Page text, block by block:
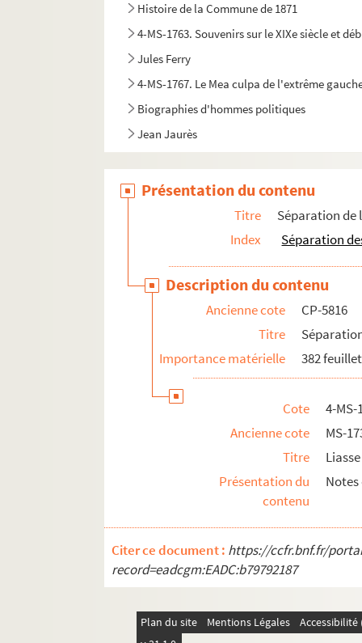
Histoire de la Commune de 1871
4-MS-1763. Souvenirs sur le XIXe siècle et
Jules Ferry
4-MS-1767. Le Mea culpa de l'extrême
Biographies d'hommes politiques
Jean Jaurès
Présentation du contenu
Titre
Séparation de
Index
Séparation
Description du contenu
Ancienne cote
CP-5816
Titre
Importance matérielle
382
Cote
4-MS-
Ancienne cote
MS-
Titre
Présentation du
contenu
Citer ce document : https://ccfr.bnf.fr/
record=eadcgm:EADC:b79792187
Plan du site Mentions Légales